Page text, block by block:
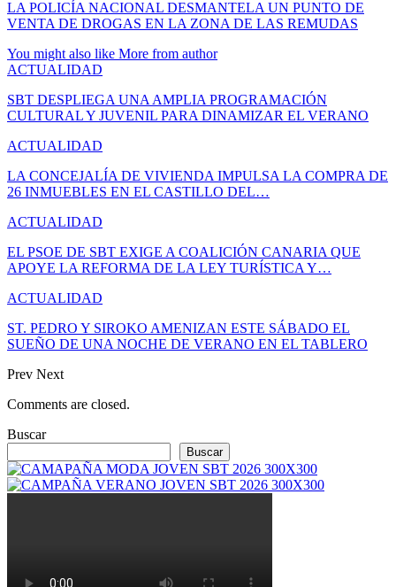
LA POLICÍA NACIONAL DESMANTELA UN PUNTO DE
VENTA DE DROGAS EN LA ZONA DE LAS REMUDAS
You might also like More from author
ACTUALIDAD
SBT DESPLIEGA UNA AMPLIA PROGRAMACIÓN
CULTURAL Y JUVENIL PARA DINAMIZAR EL VERANO
ACTUALIDAD
LA CONCEJALÍA DE VIVIENDA IMPULSA LA COMPRA DE
26 INMUEBLES EN EL CASTILLO DEL…
ACTUALIDAD
EL PSOE DE SBT EXIGE A COALICIÓN CANARIA QUE
APOYE LA REFORMA DE LA LEY TURÍSTICA Y…
ACTUALIDAD
ST. PEDRO Y SIROKO AMENIZAN ESTE SÁBADO EL
SUEÑO DE UNA NOCHE DE VERANO EN EL TABLERO
Prev Next
Comments are closed.
Buscar
Buscar